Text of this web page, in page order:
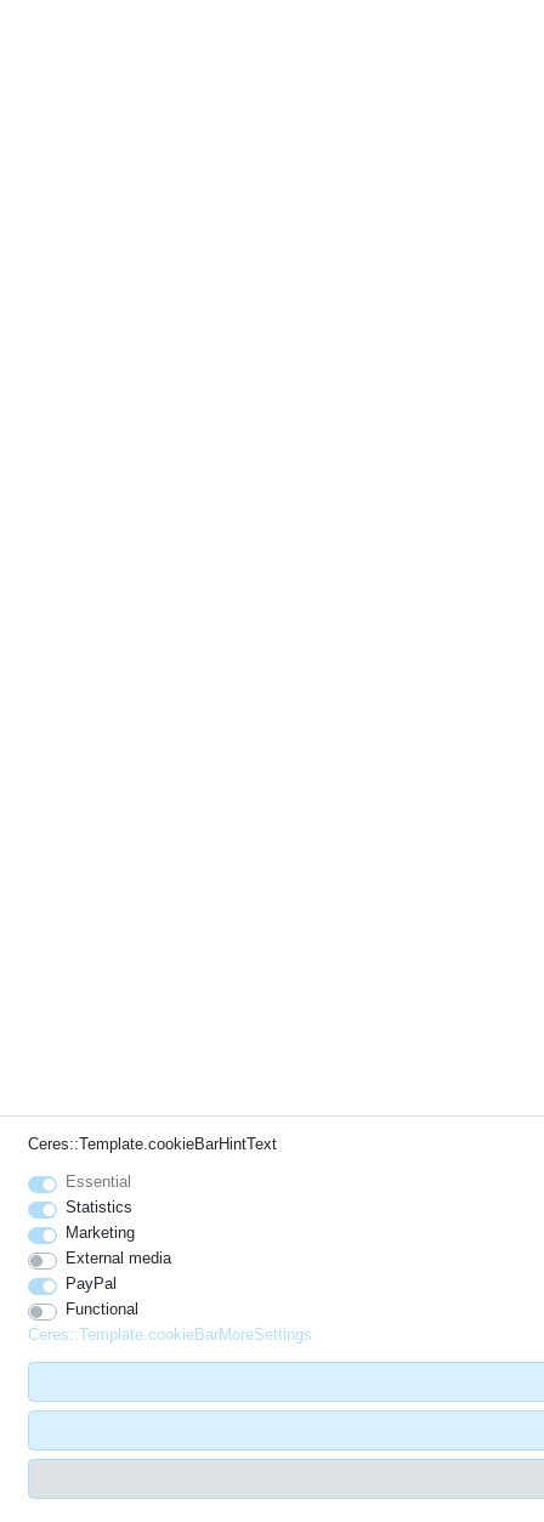
Ceres::Template.cookieBarHintText
Essential
Statistics
Marketing
External media
PayPal
Functional
Ceres::Template.cookieBarMoreSettings